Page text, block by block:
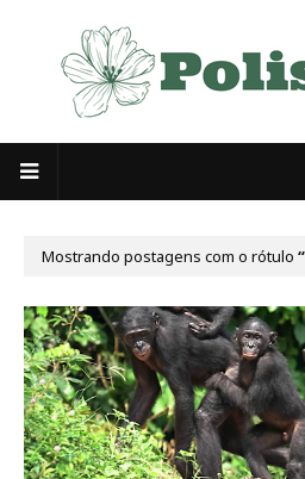
Mostrando postagens com o rótulo